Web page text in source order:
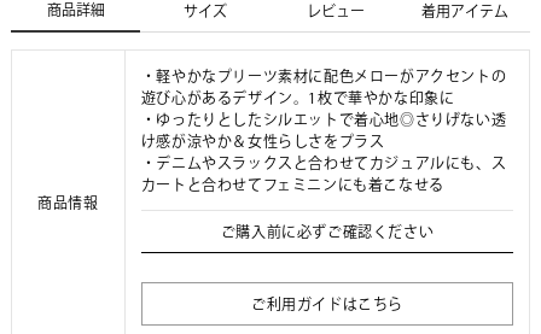
商品詳細 サイズ レビュー 着用アイテム
商品情報
・軽やかなプリーツ素材に配色メローがアクセントの
遊び心があるデザイン。1枚で華やかな印象に
・ゆったりとしたシルエットで着心地◎さりげない透
け感が涼やか＆女性らしさをプラス
・デニムやスラックスと合わせてカジュアルにも、ス
カートと合わせてフェミニンにも着こなせる
ご購入前に必ずご確認ください
ご利用ガイドはこちら